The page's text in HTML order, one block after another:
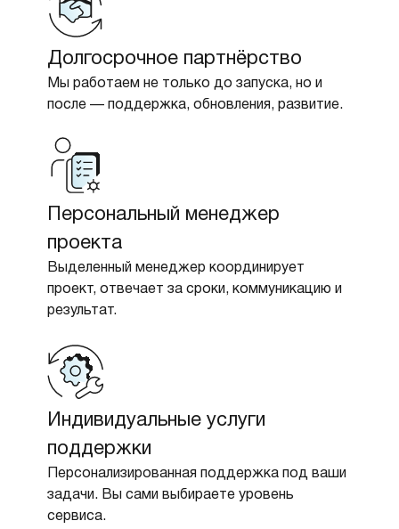
Долгосрочное партнёрство
Мы работаем не только до запуска, но и
после — поддержка, обновления, развитие.
Персональный менеджер
проекта
Выделенный менеджер координирует
проект, отвечает за сроки, коммуникацию и
результат.
Индивидуальные услуги
поддержки
Персонализированная поддержка под ваши
задачи. Вы сами выбираете уровень
сервиса.